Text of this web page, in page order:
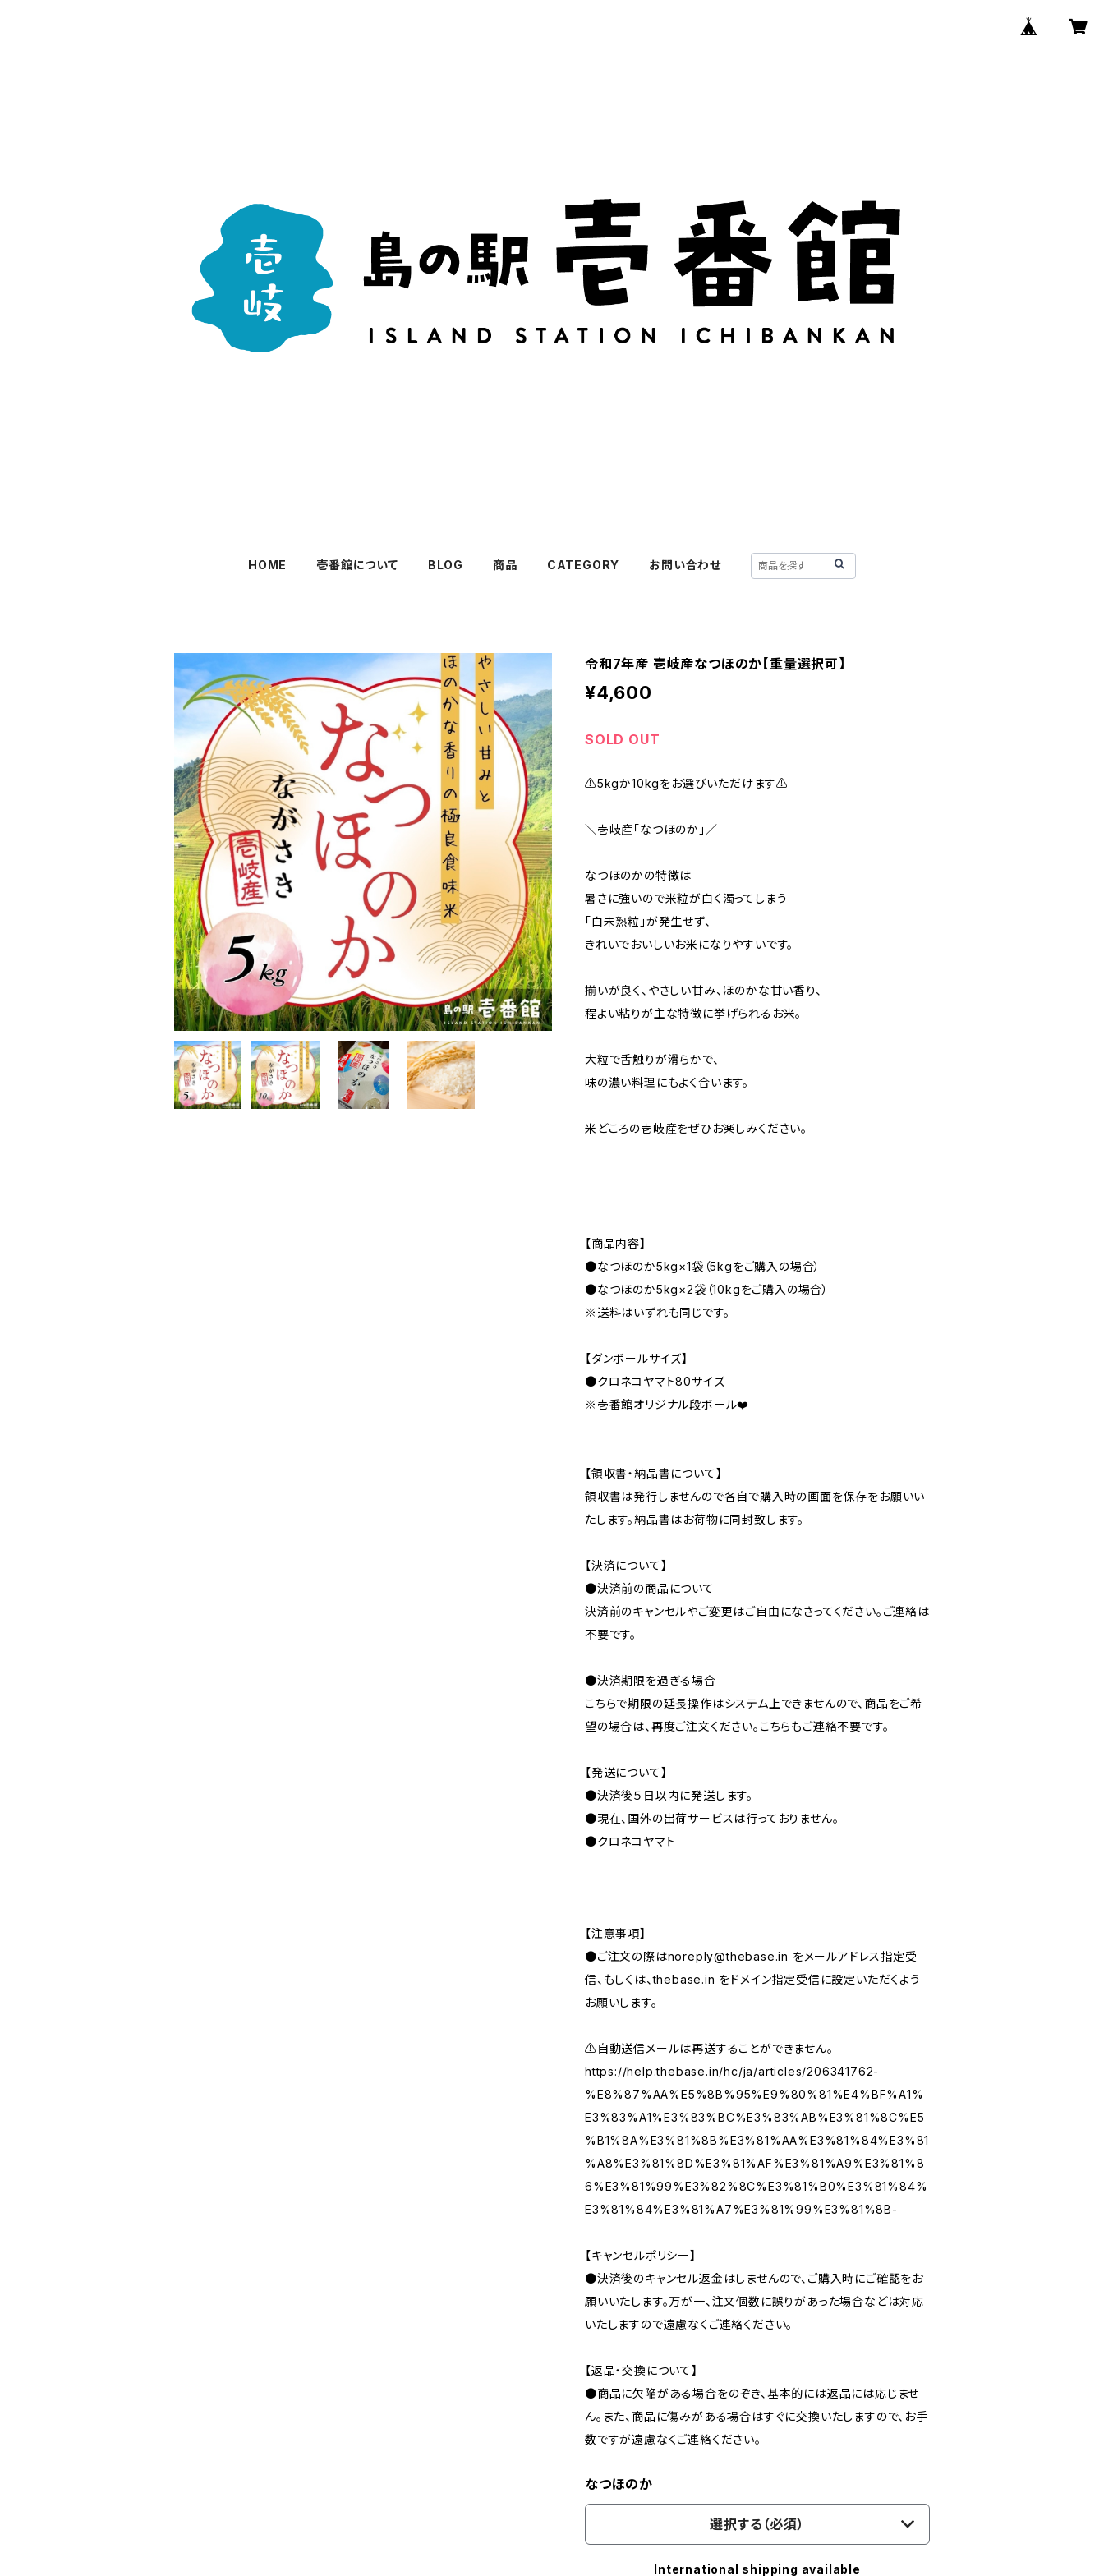
HOME 壱番館について BLOG 商品 CATEGORY お問い合わせ
令和7年産 壱岐産なつほのか【重量選択可】
¥4,600
SOLD OUT
⚠️5kgか10kgをお選びいただけます⚠️
＼壱岐産「なつほのか」／
なつほのかの特徴は
暑さに強いので米粒が白く濁ってしまう
「白未熟粒」が発生せず、
きれいでおいしいお米になりやすいです。
揃いが良く、やさしい甘み、ほのかな甘い香り、
程よい粘りが主な特徴に挙げられるお米。
大粒で舌触りが滑らかで、
味の濃い料理にもよく合います。
米どころの壱岐産をぜひお楽しみください。
【商品内容】
●なつほのか5kg×1袋（5kgをご購入の場合）
●なつほのか5kg×2袋（10kgをご購入の場合）
※送料はいずれも同じです。
【ダンボールサイズ】
●クロネコヤマト80サイズ
※壱番館オリジナル段ボール❤️
【領収書・納品書について】
領収書は発行しませんので各自で購入時の画面を保存をお願いい
たします。納品書はお荷物に同封致します。
【決済について】
●決済前の商品について
決済前のキャンセルやご変更はご自由になさってください。ご連絡は
不要です。
●決済期限を過ぎる場合
こちらで期限の延長操作はシステム上できませんので、商品をご希
望の場合は、再度ご注文ください。こちらもご連絡不要です。
【発送について】
●決済後５日以内に発送します。
●現在、国外の出荷サービスは行っておりません。
●クロネコヤマト
【注意事項】
●ご注文の際はnoreply@thebase.in をメールアドレス指定受
信、もしくは、thebase.in をドメイン指定受信に設定いただくよう
お願いします。
⚠️自動送信メールは再送することができません。
https://help.thebase.in/hc/ja/articles/206341762-
%E8%87%AA%E5%8B%95%E9%80%81%E4%BF%A1%
E3%83%A1%E3%83%BC%E3%83%AB%E3%81%8C%E5
%B1%8A%E3%81%8B%E3%81%AA%E3%81%84%E3%81
%A8%E3%81%8D%E3%81%AF%E3%81%A9%E3%81%8
6%E3%81%99%E3%82%8C%E3%81%B0%E3%81%84%
E3%81%84%E3%81%A7%E3%81%99%E3%81%8B-
【キャンセルポリシー】
●決済後のキャンセル返金はしませんので、ご購入時にご確認をお
願いいたします。万が一、注文個数に誤りがあった場合などは対応
いたしますので遠慮なくご連絡ください。
【返品・交換について】
●商品に欠陥がある場合をのぞき、基本的には返品には応じませ
ん。また、商品に傷みがある場合はすぐに交換いたしますので、お手
数ですが遠慮なくご連絡ください。
なつほのか
選択する（必須）
International shipping available